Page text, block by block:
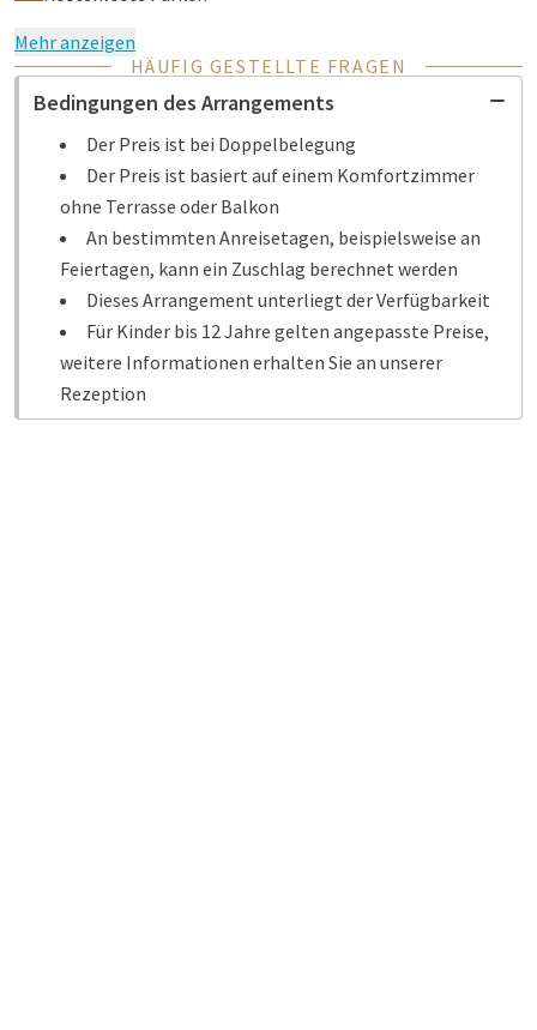
Mehr anzeigen
HÄUFIG GESTELLTE FRAGEN
Bedingungen des Arrangements
Der Preis ist bei Doppelbelegung
Der Preis ist basiert auf einem Komfortzimmer
ohne Terrasse oder Balkon
An bestimmten Anreisetagen, beispielsweise an
Feiertagen, kann ein Zuschlag berechnet werden
Dieses Arrangement unterliegt der Verfügbarkeit
Für Kinder bis 12 Jahre gelten angepasste Preise,
weitere Informationen erhalten Sie an unserer
Rezeption